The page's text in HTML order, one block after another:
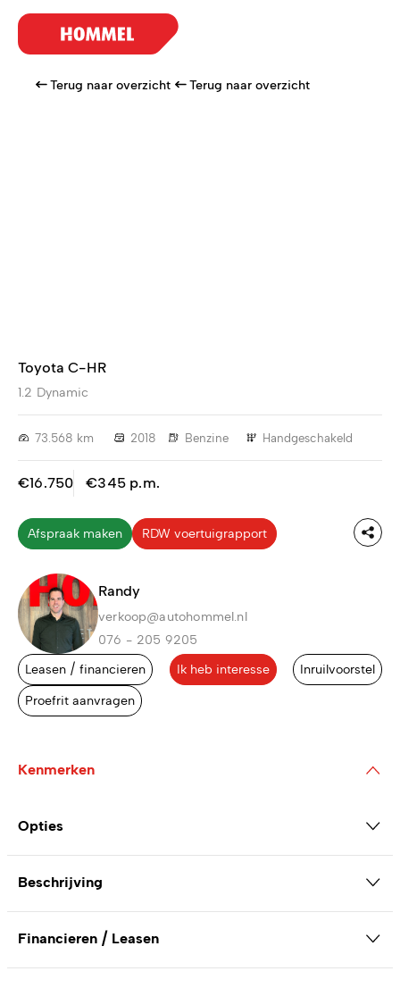
Terug naar overzicht Terug naar overzicht
Toyota C-HR
1.2 Dynamic
73.568 km 2018 Benzine Handgeschakeld
€16.750 €345 p.m.
Afspraak maken RDW voertuigrapport
Leasen / financieren Ik heb interesse Inruilvoorstel
Proefrit aanvragen
Randy
verkoop@autohommel.nl
076 - 205 9205
Kenmerken
Opties
Beschrijving
Financieren / Leasen